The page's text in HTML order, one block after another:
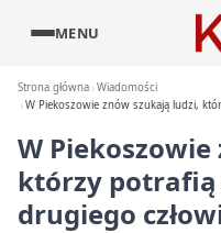
MENU
Strona główna Wiadomości
W Piekoszowie znów szukają ludzi,
W
którzy potrafią
drugiego